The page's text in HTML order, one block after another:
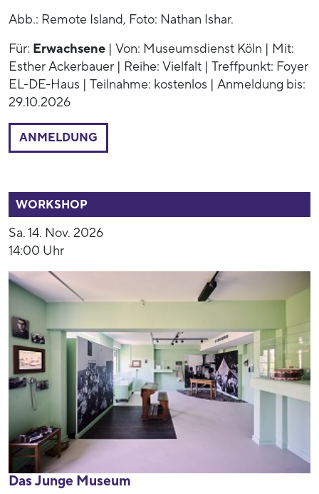
Abb.: Remote Island, Foto: Nathan Ishar.
Für: Erwachsene | Von: Museumsdienst Köln | Mit:
Esther Ackerbauer | Reihe: Vielfalt | Treffpunkt: Foyer
EL-DE-Haus | Teilnahme: kostenlos | Anmeldung bis:
29.10.2026
ANMELDUNG
WORKSHOP
Sa. 14. Nov. 2026
14:00 Uhr
Das Junge Museum